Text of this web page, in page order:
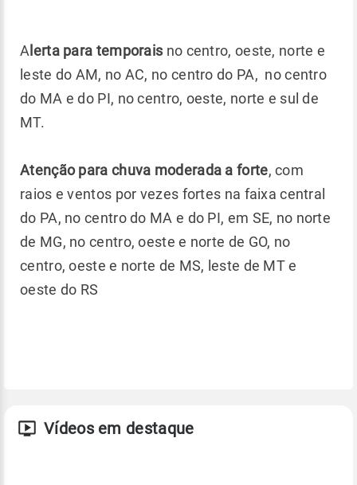
A lerta para temporais no centro, oeste, norte e
leste do AM, no AC, no centro do PA, no centro
do MA e do PI, no centro, oeste, norte e sul de
MT.
Atenção para chuva moderada a forte, com
raios e ventos por vezes fortes na faixa central
do PA, no centro do MA e do PI, em SE, no norte
de MG, no centro, oeste e norte de GO, no
centro, oeste e norte de MS, leste de MT e
oeste do RS
Vídeos em destaque